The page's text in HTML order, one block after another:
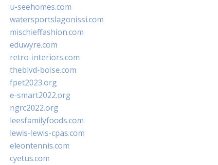
u-seehomes.com
watersportslagonissi.com
mischieffashion.com
eduwyre.com
retro-interiors.com
theblvd-boise.com
fpet2023.org
e-smart2022.org
ngrc2022.org
leesfamilyfoods.com
lewis-lewis-cpas.com
eleontennis.com
cyetus.com